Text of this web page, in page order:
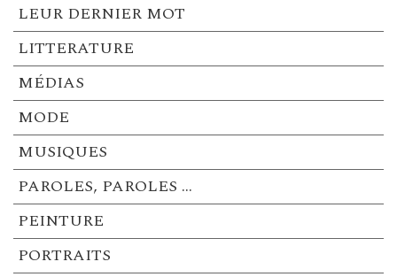
LEUR DERNIER MOT
LITTERATURE
MÉDIAS
MODE
MUSIQUES
PAROLES, PAROLES …
PEINTURE
PORTRAITS